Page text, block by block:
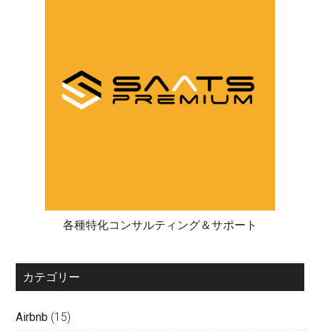
各種特化コンサルティング＆サポート
カテゴリー
Airbnb (15)